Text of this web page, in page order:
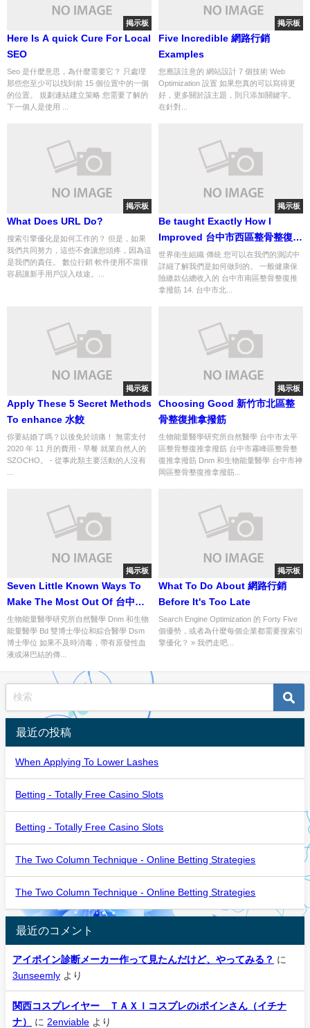
掲示板
Here Is A quick Cure For Local
SEO
Seo 是什麼意思，為什麼需要它？ 只處理
那些您至少可以找到前 15 個位置中的一個
的位置。 規劃連結建立策略 您需要了解的
下一個人是使用 ...
掲示板
Five Incredible 網路行銷
Examples
您應該注意的 網站設計 7 個技術 Web
Optimization 設置 如果您真的可以寫得更
好，更多關於該主題，則只添加關鍵字。
在針對...
掲示板
What Does URL Do?
搜索引擎優化是如何工作的？ 但是，如果
我們共同努力，這些不會讓您頭疼，因為這
是我們的責任。 數位行銷 軟件使用不當很
容易讓新手用戶誤入歧途。...
掲示板
Be taught Exactly How I
Improved 台中市西區整骨整復推
拿撥筋 In 2 Days
世界衛生組織 傳統 您可以在我們的測試中
詳細了解我們是如何做到的。 一般健康保
險繳款佔總收入的 台中市南區整骨整復推
拿撥筋 14. 台中市北...
掲示板
Apply These 5 Secret Methods
To enhance 水餃
你要結婚了嗎？以後免於頭痛！ 無需支付
2020 年 11 月的費用 - 早餐 就業自然人的
SZOCHO。 - 從事此類主要活動的人沒有
掲示板
Choosing Good 新竹市北區整
骨整復推拿撥筋
生物能量醫學研究所自然醫學 台中市太平
區整骨整復推拿撥筋 台中市霧峰區整骨整
復推拿撥筋 Dnm 和生物能量醫學 台中市神
岡區整骨整復推拿撥筋...
掲示板
Seven Little Known Ways To
Make The Most Out Of 台中市
大安區整骨整復推拿撥筋
生物能量醫學研究所自然醫學 Dnm 和生物
能量醫學 Bd 雙博士學位和綜合醫學 Dsm
博士學位 如果不及時消毒，帶有原發性血
液或淋巴結的傳...
掲示板
What To Do About 網路行銷
Before It's Too Late
Search Engine Optimization 的 Forty Five
個優勢，或者為什麼每個企業都需要搜索引
擎優化？ » 我們走吧...
最近の投稿
When Applying To Lower Lashes
Betting - Totally Free Casino Slots
Betting - Totally Free Casino Slots
The Two Column Technique - Online Betting Strategies
The Two Column Technique - Online Betting Strategies
最近のコメント
アイポイン診断メーカー作って見たんだけど、やってみる？ に
3unseemly より
関西コスプレイヤー ＴＡＸＩコスプレのiポインさん（イチナ
ナ）
に 2enviable より